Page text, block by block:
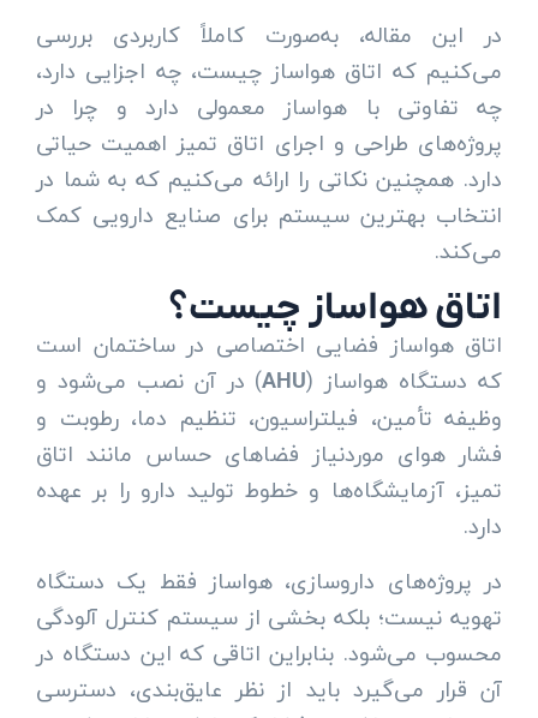
در این مقاله، به‌صورت کاملاً کاربردی بررسی
می‌کنیم که اتاق هواساز چیست، چه اجزایی دارد،
چه تفاوتی با هواساز معمولی دارد و چرا در
پروژه‌های طراحی و اجرای اتاق تمیز اهمیت حیاتی
دارد. همچنین نکاتی را ارائه می‌کنیم که به شما در
انتخاب بهترین سیستم برای صنایع دارویی کمک
می‌کند.
اتاق هواساز چیست؟
اتاق هواساز فضایی اختصاصی در ساختمان است
که دستگاه هواساز (AHU) در آن نصب می‌شود و
وظیفه تأمین، فیلتراسیون، تنظیم دما، رطوبت و
فشار هوای موردنیاز فضاهای حساس مانند اتاق
تمیز، آزمایشگاه‌ها و خطوط تولید دارو را بر عهده
دارد.
در پروژه‌های داروسازی، هواساز فقط یک دستگاه
تهویه نیست؛ بلکه بخشی از سیستم کنترل آلودگی
محسوب می‌شود. بنابراین اتاقی که این دستگاه در
آن قرار می‌گیرد باید از نظر عایق‌بندی، دسترسی